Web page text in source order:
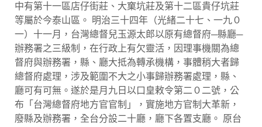
中有第十一區店仔街莊、大窠坑莊及第十二區貴仔坑莊
等屬於今泰山區。 明治三十四年（光緒二十七、一九０
一）十一月，台灣總督兒玉源太郎以原有總督府─縣廳─
辦務署之三級制，在行政上有欠靈活，因理事機關為總
督府與辦務署，縣、廳大抵為轉承機構，事體稍大者歸
總督府處理，涉及範圍不大之小事歸辦務署處理，縣、
廳可有可無。遂於是月九日以口皇敕令第二０二號，公
布「台灣總督府地方官官制」，實施地方官制大革新，
廢縣及辦務署，全台分設二十廳，廳下各置支廳。 原台